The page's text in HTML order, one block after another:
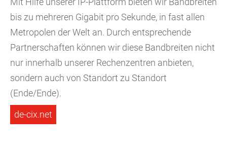
bis zu mehreren Gigabit pro Sekunde, in fast allen
Metropolen der Welt an. Durch entsprechende
Partnerschaften können wir diese Bandbreiten nicht
nur innerhalb unserer Rechenzentren anbieten,
sondern auch von Standort zu Standort
(Ende/Ende).
de-cix.net